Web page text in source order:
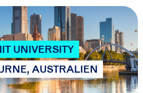
UNIVERSITY
AUSTRALIEN